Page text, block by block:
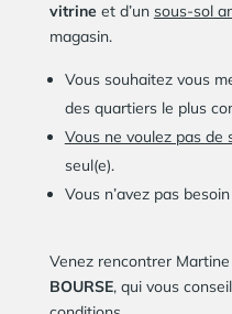
vitrine et d’un sous-sol
magasin.
Vous souhaitez vous
des quartiers le plus
Vous ne voulez pas de
seul(e).
Vous n’avez pas
Venez rencontrer Martine
BOURSE, qui vous